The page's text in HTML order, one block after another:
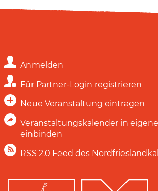
Anmelden
Für Partner-Login registrieren
Neue Veranstaltung eintragen
Veranstaltungskalender in
einbinden
RSS 2.0 Feed des